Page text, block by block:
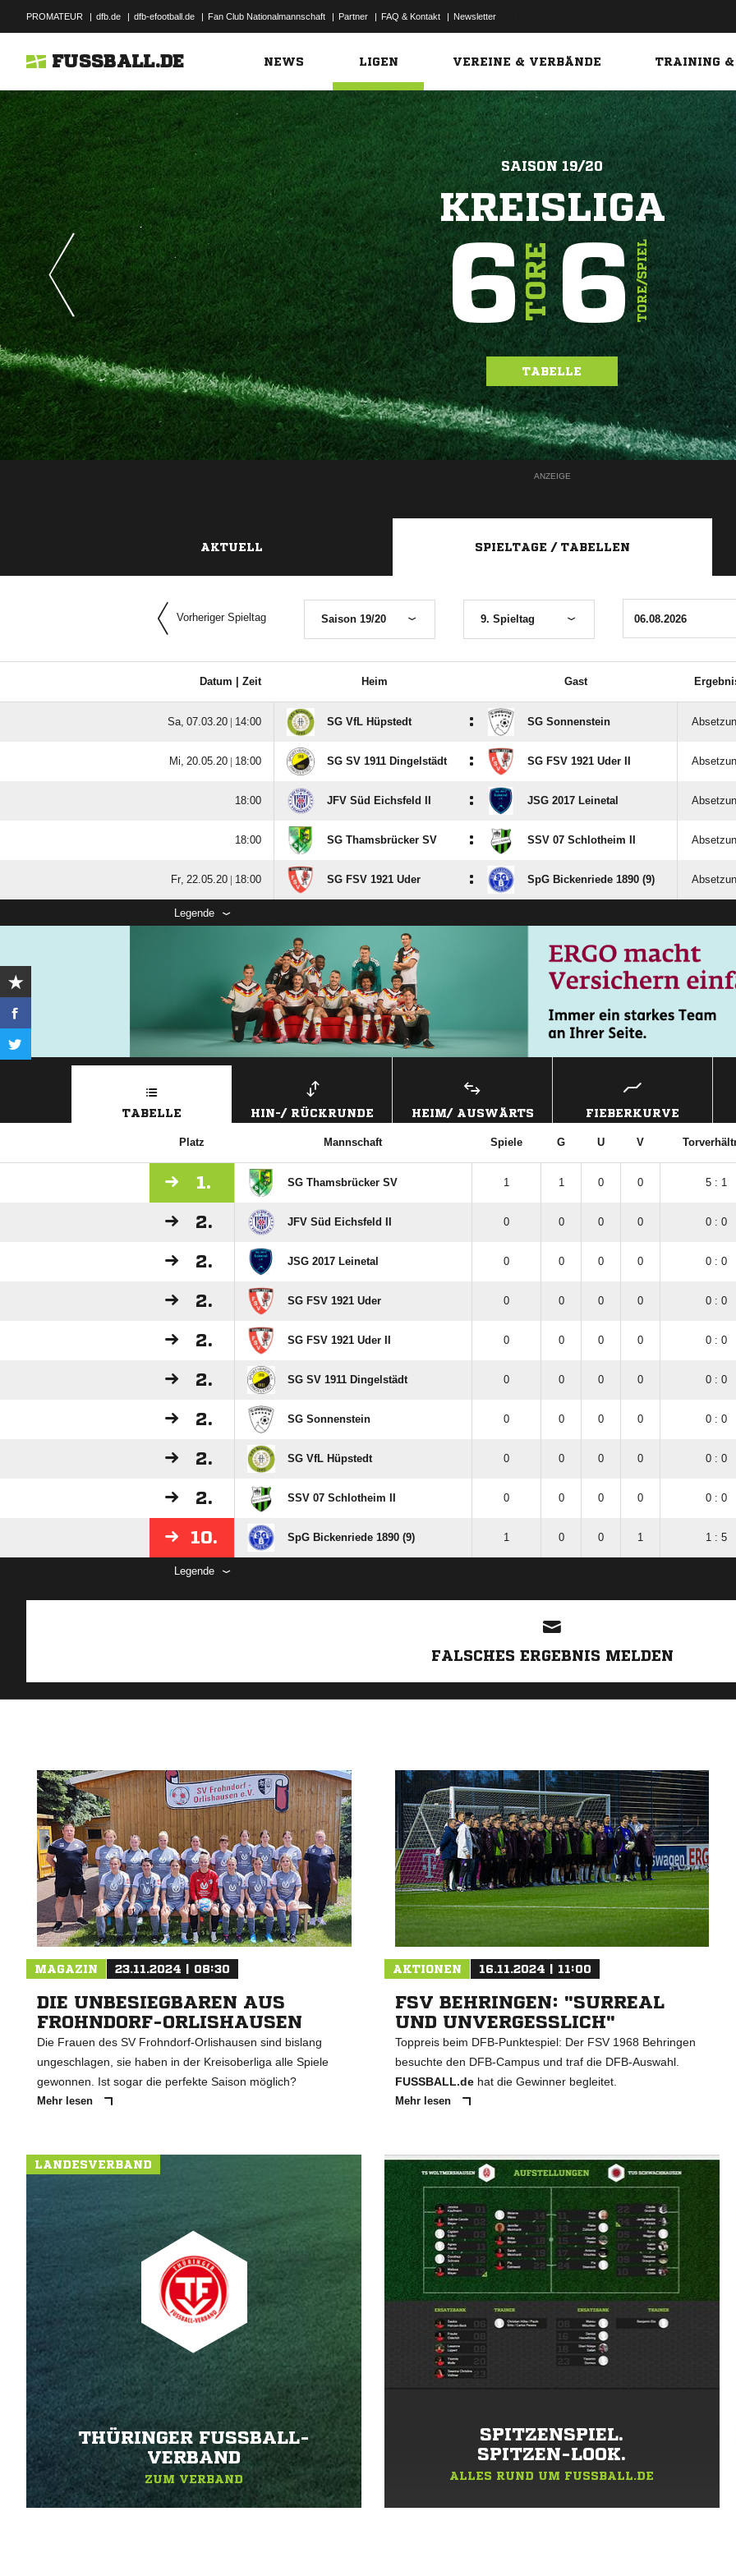
PROMATEUR | dfb.de | dfb-efootball.de | Fan Club Nationalmannschaft | Partner | FAQ & Kontakt | Newsletter
FUSSBALL.DE NEWS LIGEN VEREINE & VERBÄNDE TRAINING &
SAISON 19/20
KREISLIGA
6TORE6TORE/SPIEL
TABELLE
ANZEIGE
AKTUELL SPIELTAGE / TABELLEN
Vorheriger Spieltag Saison 19/20 9. Spieltag
Datum | Zeit Heim Gast
  |  SG VfL Hüpstedt : SG Sonnenstein
  |  SG SV 1911 Dingelstädt : SG FSV 1921 Uder II
 JFV Süd Eichsfeld II : JSG 2017 Leinetal
 SG Thamsbrücker SV : SSV 07 Schlotheim II
  |  SG FSV 1921 Uder : SpG Bickenriede 1890 (9)
Legende
TABELLE HIN-/ RÜCKRUNDE HEIM/ AUSWÄRTS FIEBERKURVE
Platz Mannschaft Spiele G U V
1. SG Thamsbrücker SV 1 1 0 0 5 : 1
2. JFV Süd Eichsfeld II 0 0 0 0 0 : 0
2. JSG 2017 Leinetal 0 0 0 0 0 : 0
2. SG FSV 1921 Uder 0 0 0 0 0 : 0
2. SG FSV 1921 Uder II 0 0 0 0 0 : 0
2. SG SV 1911 Dingelstädt 0 0 0 0 0 : 0
2. SG Sonnenstein 0 0 0 0 0 : 0
2. SG VfL Hüpstedt 0 0 0 0 0 : 0
2. SSV 07 Schlotheim II 0 0 0 0 0 : 0
10. SpG Bickenriede 1890 (9) 1 0 0 1 1 : 5
Legende
FALSCHES ERGEBNIS MELDEN
MAGAZIN 23.11.2024 | 08:30
DIE UNBESIEGBAREN AUS
FROHNDORF-ORLISHAUSEN
Die Frauen des SV Frohndorf-Orlishausen sind bislang
ungeschlagen, sie haben in der Kreisoberliga alle Spiele
gewonnen. Ist sogar die perfekte Saison möglich?
Mehr lesen
AKTIONEN 16.11.2024 | 11:00
FSV BEHRINGEN: "SURREAL
UND UNVERGESSLICH"
Toppreis beim DFB-Punktespiel: Der FSV 1968 Behringen
besuchte den DFB-Campus und traf die DFB-Auswahl.
FUSSBALL.dehat die Gewinner begleitet.
Mehr lesen
LANDESVERBAND
THÜRINGER FUSSBALL-V
ERBAND
ZUM VERBAND
SPITZENSPIEL.
SPITZEN-LOOK.
ALLES RUND UM FUSSBALL.DE